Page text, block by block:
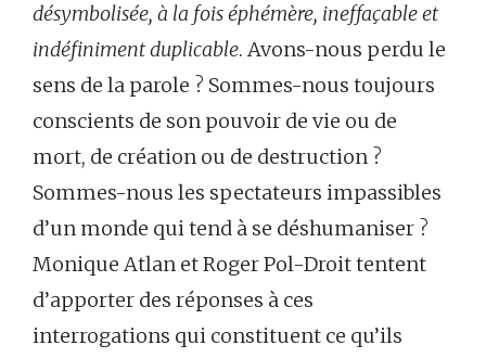
désymbolisée, à la fois éphémère, ineffaçable et
indéfiniment duplicable. Avons-nous perdu le
sens de la parole ? Sommes-nous toujours
conscients de son pouvoir de vie ou de
mort, de création ou de destruction ?
Sommes-nous les spectateurs impassibles
d’un monde qui tend à se déshumaniser ?
Monique Atlan et Roger Pol-Droit tentent
d’apporter des réponses à ces
interrogations qui constituent ce qu’ils